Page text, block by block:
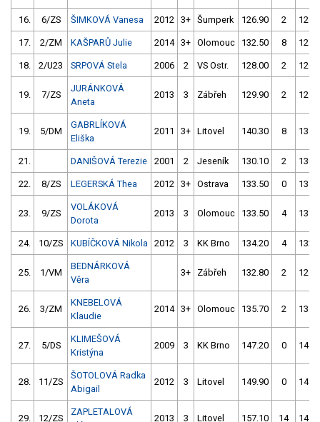
16. 6/ZS ŠIMKOVÁ Vanesa 2012 3+ Šumperk 126.90 2
17. 2/ZM KAŠPARŮ Julie 2014 3+ Olomouc 132.50 8
18. 2/U23 SRPOVÁ Stela 2006 2 VS Ostr. 128.00 2
19. 7/ZS
JURÁNKOVÁ
Aneta
2013 3 Zábřeh 129.90 2
19. 5/DM
GABRLÍKOVÁ
Eliška
2011 3+ Litovel 140.30 8
21. DANIŠOVÁ Terezie 2001 2 Jeseník 130.10 2
22. 8/ZS LEGERSKÁ Thea 2012 3+ Ostrava 133.50 0
23. 9/ZS
VOLÁKOVÁ
Dorota
2013 3 Olomouc 133.50 4
24. 10/ZS KUBÍČKOVÁ Nikola 2012 3 KK Brno 134.20 4
25. 1/VM
BEDNÁRKOVÁ
Věra
3+ Zábřeh 132.80 2
26. 3/ZM
KNEBELOVÁ
Klaudie
2014 3+ Olomouc 135.70 2
27. 5/DS
KLIMEŠOVÁ
Kristýna
2009 3 KK Brno 147.20 0
28. 11/ZS
ŠOTOLOVÁ Radka
Abigail
2012 3 Litovel 149.90 0
29. 12/ZS
ZAPLETALOVÁ
2013 3 Litovel 157.10 14